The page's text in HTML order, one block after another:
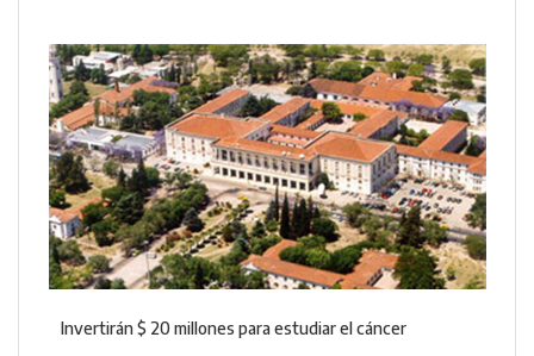
Invertirán $ 20 millones para estudiar el cáncer